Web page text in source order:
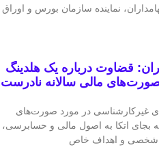
نماینده سازمان بورس و اوراق
قضاوت درباره یک هلدینگ
مالی سالانه نادرست
غیرکارشناسی در مورد صورت‌های
بجای اتکا به اصول مالی و حسابرسی،
شخصی و اهداف خاص